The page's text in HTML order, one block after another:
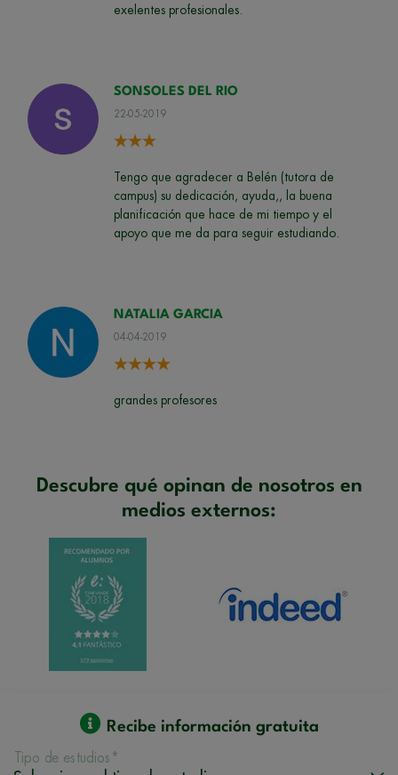
exelentes profesionales.
SONSOLES DEL RIO
22-05-2019
Tengo que agradecer a Belén (tutora de
campus) su dedicación, ayuda,, la buena
planificación que hace de mi tiempo y el
apoyo que me da para seguir estudiando.
NATALIA GARCIA
04-04-2019
grandes profesores
Descubre qué opinan de nosotros en
medios externos:
Recibe información gratuita
Tipo de estudios*